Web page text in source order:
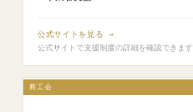
公式サイトを見る →
公式サイトで支援制度の詳細を確認できます
商工会